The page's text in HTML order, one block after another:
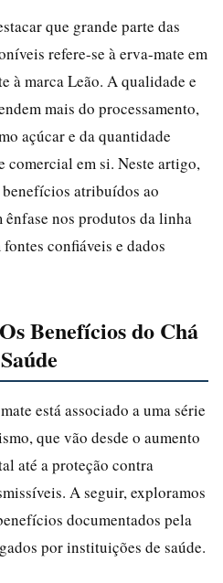
que grande parte das
refere-se à erva-mate em
à marca Leão. A qualidade e
mais do processamento,
açúcar e da quantidade
comercial em si. Neste artigo,
atribuídos ao
nos produtos da linha
confiáveis e dados
Benefícios do Chá
está associado a uma série
que vão desde o aumento
até a proteção contra
A seguir, exploramos
documentados pela
por instituições de saúde.